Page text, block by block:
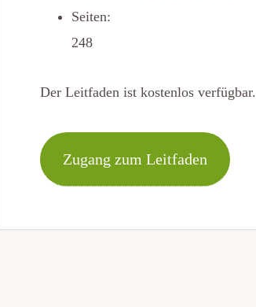
Seiten:
248
Der Leitfaden ist kostenlos verfügbar.
Zugang zum Leitfaden